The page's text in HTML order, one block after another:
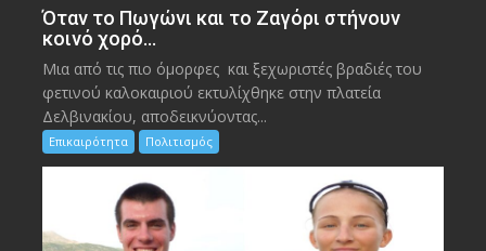
Όταν το Πωγώνι και το Ζαγόρι στήνουν
κοινό χορό…
Μια από τις πιο όμορφες και ξεχωριστές βραδιές του
φετινού καλοκαιριού εκτυλίχθηκε στην πλατεία
Δελβινακίου, αποδεικνύοντας...
Επικαιρότητα Πολιτισμός